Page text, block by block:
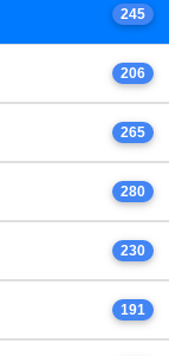
245
206
265
280
230
191